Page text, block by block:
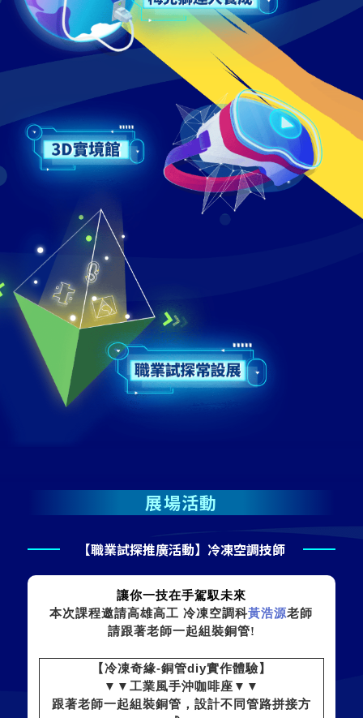
展場活動
【職業試探推廣活動】冷凍空調技師
讓你一技在手駕馭未來
本次課程邀請高雄高工 冷凍空調科黃浩源老師
請跟著老師一起組裝銅管!
【冷凍奇緣-銅管diy實作體驗】
▼▼工業風手沖咖啡座▼▼
跟著老師一起組裝銅管，設計不同管路拼接方